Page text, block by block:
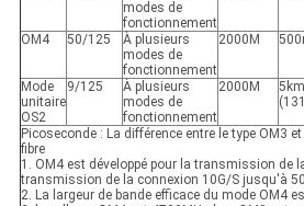
modes de
fonctionnement
OM4 50/125
À plusieurs
modes de
fonctionnement
2000M
Mode
unitaire
OS2
9/125
À plusieurs
modes de
fonctionnement
2000M
5km
Picoseconde : La différence entre le type OM3
fibre
1. OM4 est développé pour la transmission de
transmission de la connexion 10G/S jusqu'à
2. La largeur de bande efficace du mode OM4